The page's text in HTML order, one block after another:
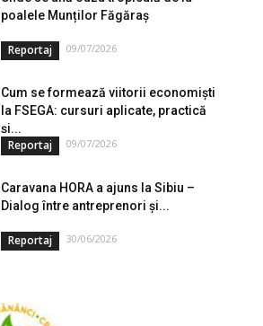
poalele Munților Făgăraș
Reportaj 09/07/2026
Cum se formează viitorii economiști
la FSEGA: cursuri aplicate, practică
și...
Reportaj 09/07/2026
Caravana HORA a ajuns la Sibiu –
Dialog între antreprenori și...
Reportaj 30/06/2026